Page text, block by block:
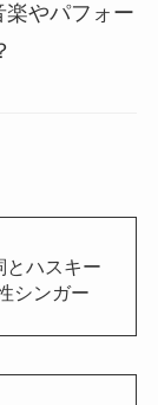
楽やパフォー
とハスキー
シンガー